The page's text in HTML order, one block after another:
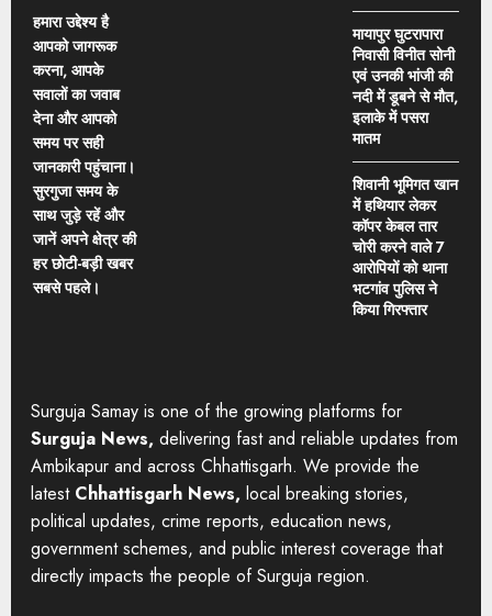
हमारा उद्देश्य है
आपको जागरूक
करना, आपके
सवालों का जवाब
देना और आपको
समय पर सही
जानकारी पहुंचाना।
सुरगुजा समय के
साथ जुड़े रहें और
जानें अपने क्षेत्र की
हर छोटी-बड़ी खबर
सबसे पहले।
मायापुर घुटरापारा
निवासी विनीत सोनी
एवं उनकी भांजी की
नदी में डूबने से मौत,
इलाके में पसरा
मातम
शिवानी भूमिगत खान
में हथियार लेकर
कॉपर केबल तार
चोरी करने वाले 7
आरोपियों को थाना
भटगांव पुलिस ने
किया गिरफ्तार
Surguja Samay is one of the growing platforms for
Surguja News, delivering fast and reliable updates from
Ambikapur and across Chhattisgarh. We provide the
latest Chhattisgarh News, local breaking stories,
political updates, crime reports, education news,
government schemes, and public interest coverage that
directly impacts the people of Surguja region.